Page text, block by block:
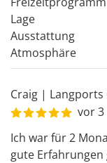
Lage
Ausstattung
Atmosphäre
Craig | Langports
vor
Ich war für 2
gute